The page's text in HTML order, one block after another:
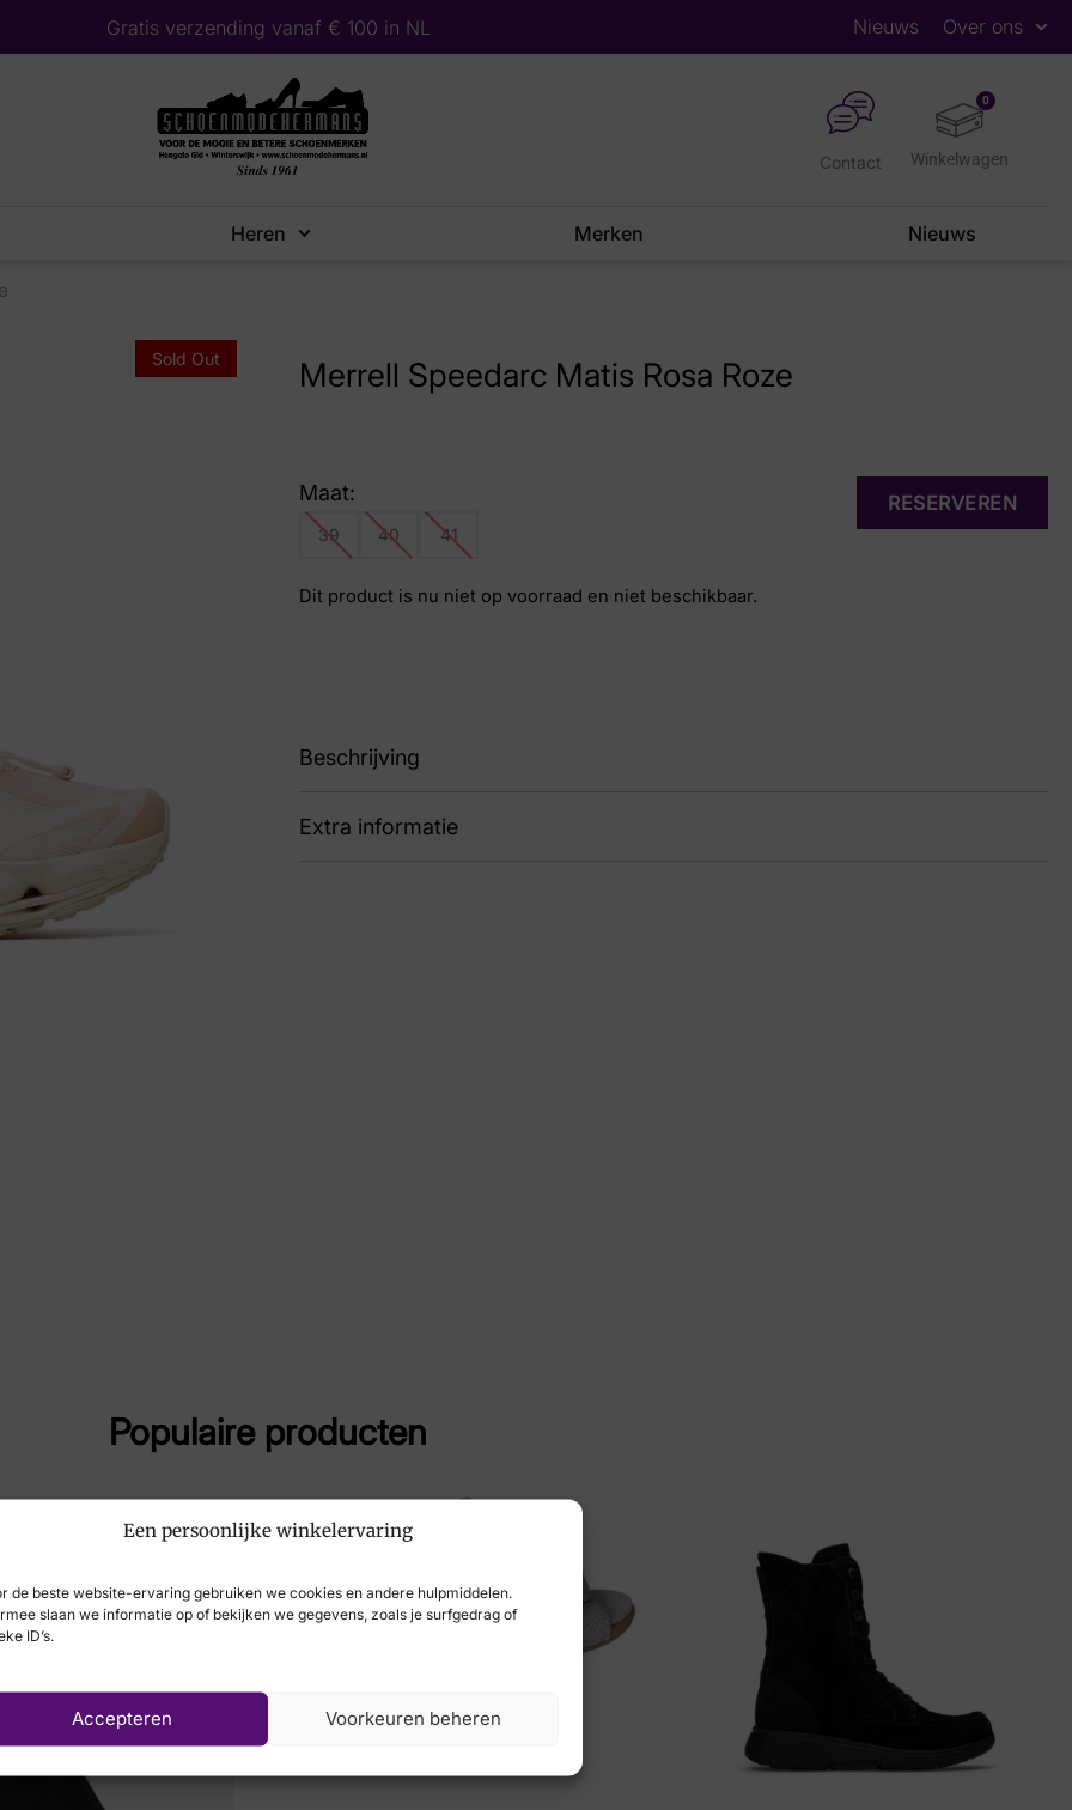
Een persoonlijke winkelervaring
de beste website-ervaring gebruiken we cookies en andere hulpmiddelen.
slaan we informatie op of bekijken we gegevens, zoals je surfgedrag of
ID’s.
Accepteren Voorkeuren beheren
Gratis verzending vanaf € 100 in NL Nieuws Over ons
0
Contact
Heren Merken Nieuws
Sold Out Merrell Speedarc Matis Rosa Roze
RESERVEREN
Maat:
39 40 41
Dit product is nu niet op voorraad en niet beschikbaar.
Beschrijving
91 Speedarc Matis Rosa
Extra informatie
Populaire producten
119,95